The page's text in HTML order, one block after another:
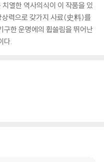
열한 역사의식이 이 작품을 있
상력으로 갖가지 사료(史料)를
구한 운명에의 휩쓸림을 뛰어난
다.